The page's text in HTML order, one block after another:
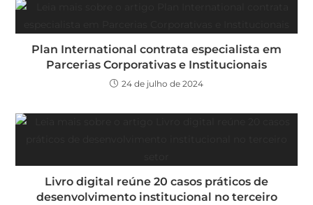
Plan International contrata especialista em
Parcerias Corporativas e Institucionais
24 de julho de 2024
Livro digital reúne 20 casos práticos de
desenvolvimento institucional no terceiro